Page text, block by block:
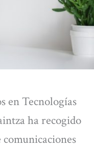
en Tecnologías
ha recogido
comunicaciones